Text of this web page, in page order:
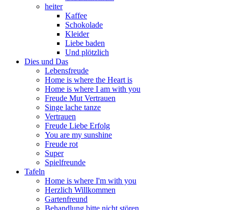
heiter
Kaffee
Schokolade
Kleider
Liebe baden
Und plötzlich
Dies und Das
Lebensfreude
Home is where the Heart is
Home is where I am with you
Freude Mut Vertrauen
Singe lache tanze
Vertrauen
Freude Liebe Erfolg
You are my sunshine
Freude rot
Super
Spielfreunde
Tafeln
Home is where I'm with you
Herzlich Willkommen
Gartenfreund
Behandlung bitte nicht stören